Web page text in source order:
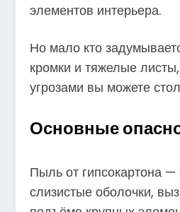
элементов интерьера.
Но мало кто
кромки и тяжелые
угрозами вы можете
Основные
Пыль от гипсокартона
слизистые оболочки,